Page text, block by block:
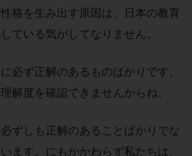
格を生み出す原因は、日本の教育
ている気がしてなりません。
必ず正解のあるものばかりです。
解度を確認できませんからね。
ずしも正解のあることばかりでな
ます。にもかかわらず私たちは、